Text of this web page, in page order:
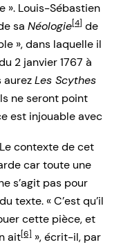
». Louis-Sébastien
sa Néologie[4] de
», dans laquelle il
2 janvier 1767 à
aurezLes Scythes
ne seront point
est injouable avec
contexte de cet
car toute une
s’agit pas pour
texte. « C’est qu’il
cette pièce, et
ait[6]», écrit-il, par